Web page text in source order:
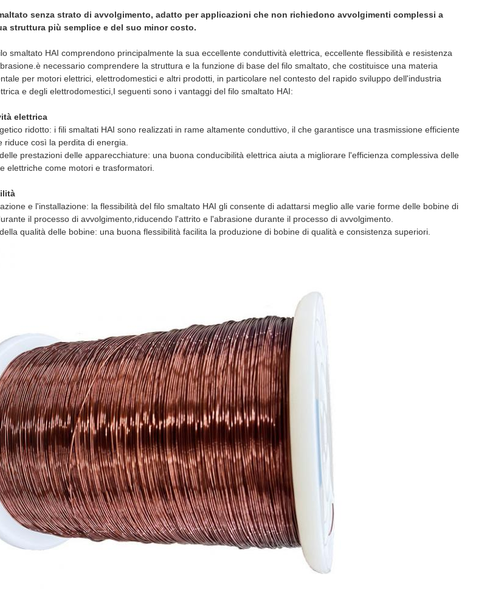
senza strato di avvolgimento, adatto per applicazioni che non richiedono avvolgimenti complessi a
struttura più semplice e del suo minor costo.
smaltato HAI comprendono principalmente la sua eccellente conduttività elettrica, eccellente flessibilità e resistenza
necessario comprendere la struttura e la funzione di base del filo smaltato, che costituisce una materia
per motori elettrici, elettrodomestici e altri prodotti, in particolare nel contesto del rapido sviluppo dell'industria
e degli elettrodomestici,I seguenti sono i vantaggi del filo smaltato HAI:
elettrica
ridotto: i fili smaltati HAI sono realizzati in rame altamente conduttivo, il che garantisce una trasmissione efficiente
riduce così la perdita di energia.
prestazioni delle apparecchiature: una buona conducibilità elettrica aiuta a migliorare l'efficienza complessiva delle
elettriche come motori e trasformatori.
e l'installazione: la flessibilità del filo smaltato HAI gli consente di adattarsi meglio alle varie forme delle bobine di
il processo di avvolgimento,riducendo l'attrito e l'abrasione durante il processo di avvolgimento.
qualità delle bobine: una buona flessibilità facilita la produzione di bobine di qualità e consistenza superiori.